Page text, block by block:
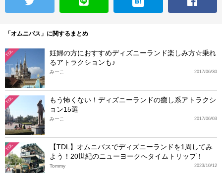
「オムニバス」に関するまとめ
TDL
妊婦の方におすすめディズニーランド楽しみ方☆乗れ
るアトラクションも♪
2017/06/30
みーこ
TDL
もう怖くない！ディズニーランドの癒し系アトラクシ
ョン15選
2017/06/03
みーこ
TDL
【TDL】オムニバスでディズニーランドを1周してみ
よう！20世紀のニューヨークへタイムトリップ！
2023/10/12
Tommy